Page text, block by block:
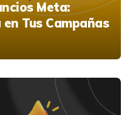
Meta:
Tus Campañas